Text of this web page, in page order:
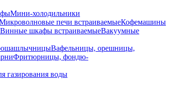
Мини-холодильники
печи встраиваемыеКофемашины
Винные шкафы встраиваемыеВакуумные
Вафельницы, орешницы,
Фритюрницы, фондю-
газирования воды